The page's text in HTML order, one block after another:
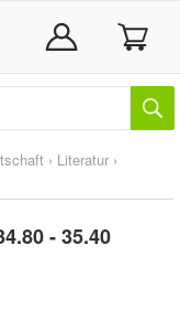
› Literatur ›
- 35.40